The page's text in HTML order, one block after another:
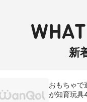
新
おもちゃで
が知育玩具